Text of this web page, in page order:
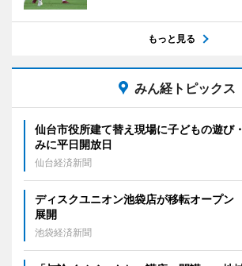
もっと見る
みん経トピックス
仙台市役所建て替え現場に子どもの遊
みに平日開放日
仙台経済新聞
ディスクユニオン池袋店が移転オープ
展開
池袋経済新聞